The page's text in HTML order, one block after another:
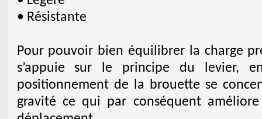
• Résistante
Pour pouvoir bien équilibrer la charge
s’appuie sur le principe du levier,
positionnement de la brouette se
gravité ce qui par conséquent